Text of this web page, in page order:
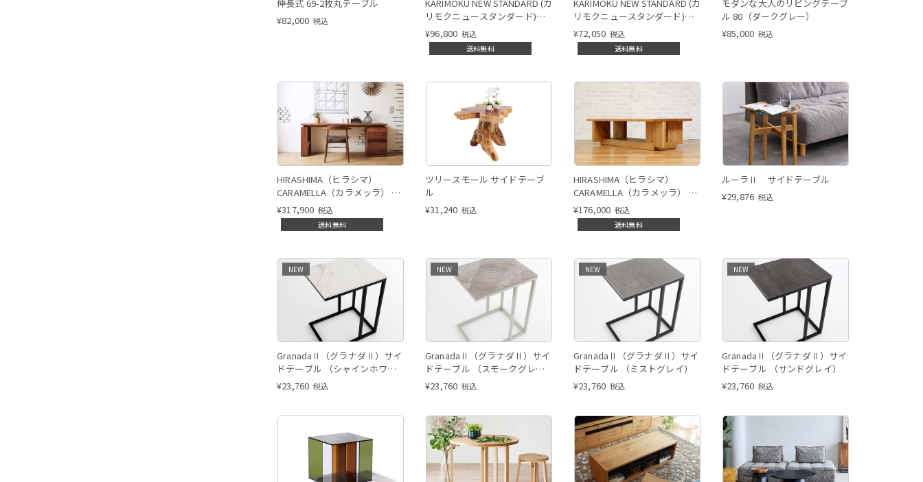
伸長式 69-2枚丸テーブル
¥82,000 税込
KARIMOKU NEW STANDARD (カ
リモクニュースタンダード)
CASTORローテーブル
¥96,800 税込
送料無料
KARIMOKU NEW STANDARD (カ
リモクニュースタンダード)
COLOUR WOOD PLAIN テーブ
ル
¥72,050 税込
送料無料
モダンな大人のリビングテーブ
ル 80（ダークグレー）
¥85,000 税込
HIRASHIMA（ヒラシマ）
CARAMELLA（カラメッラ） ユ
ニットデスク
¥317,900 税込
送料無料
ツリースモール サイドテーブ
ル
¥31,240 税込
HIRASHIMA（ヒラシマ）
CARAMELLA（カラメッラ） リ
ビングテーブル
¥176,000 税込
送料無料
ルーラⅡ サイドテーブル
¥29,876 税込
NEW
GranadaⅡ（グラナダⅡ）サイ
ドテーブル （シャインホワイ
ト）
¥23,760 税込
NEW
GranadaⅡ（グラナダⅡ）サイ
ドテーブル （スモークグレ
イ）
¥23,760 税込
NEW
GranadaⅡ（グラナダⅡ）サイ
ドテーブル （ミストグレイ）
¥23,760 税込
NEW
GranadaⅡ（グラナダⅡ）サイ
ドテーブル （サンドグレイ）
¥23,760 税込